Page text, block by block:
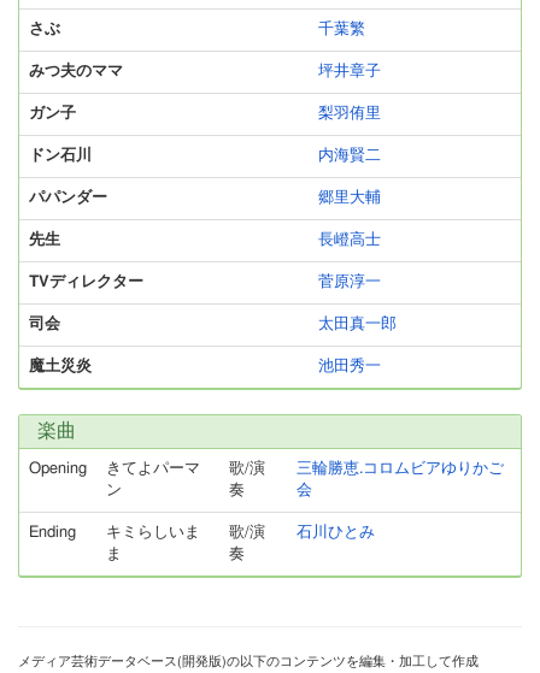
さぶ 千葉繁
みつ夫のママ 坪井章子
ガン子 梨羽侑里
ドン石川 内海賢二
パパンダー 郷里大輔
先生 長嶝高士
TVディレクター 菅原淳一
司会 太田真一郎
魔土災炎 池田秀一
楽曲
Opening
きてよパーマ
ン
歌/演
奏
三輪勝恵.コロムビアゆりかご
会
Ending
キミらしいま
ま
歌/演
奏
石川ひとみ
メディア芸術データベース(開発版)の以下のコンテンツを編集・加工して作成